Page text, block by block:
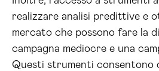
realizzare analisi predittive e
mercato che possono fare la
campagna mediocre e una
Questi strumenti consentono